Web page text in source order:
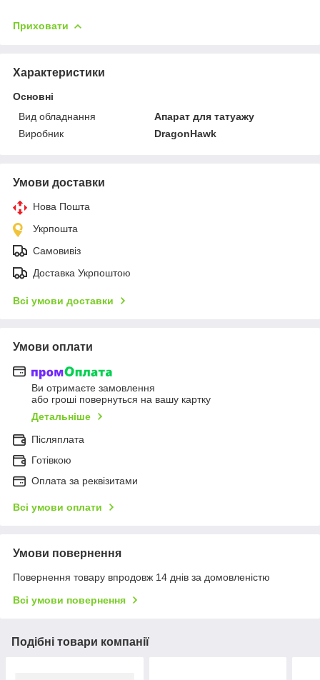
Приховати
Характеристики
Основні
Вид обладнання
Апарат для татуажу
Виробник
DragonHawk
Умови доставки
Нова Пошта
Укрпошта
Самовивіз
Доставка Укрпоштою
Всі умови доставки
Умови оплати
Ви отримаєте замовлення
або гроші повернуться на вашу картку
Детальніше
Післяплата
Готівкою
Оплата за реквізитами
Всі умови оплати
Умови повернення
Повернення товару впродовж 14 днів за домовленістю
Всі умови повернення
Подібні товари компанії